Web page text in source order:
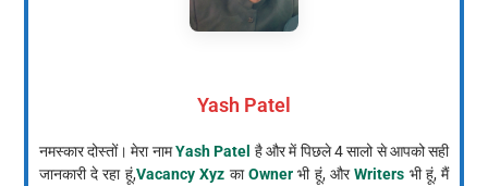
Yash Patel
नमस्कार दोस्तों। मेरा नामYash Patel है और में पिछले 4 सालो से आपको सही
जानकारी दे रहा हूं,Vacancy Xyz काOwnerभी हूं, औरWriters भी हूं, मैं